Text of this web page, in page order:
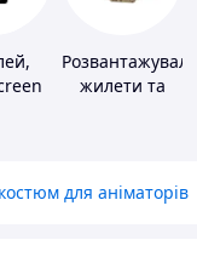
жилети та
для аніматорів